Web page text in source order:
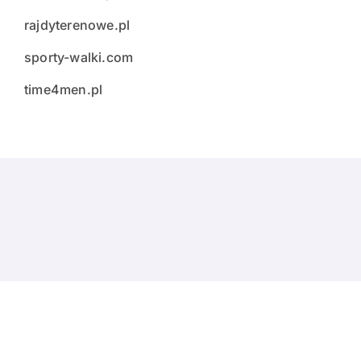
rajdyterenowe.pl
sporty-walki.com
time4men.pl